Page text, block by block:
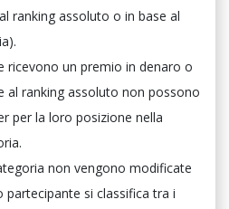
ranking assoluto o in base al
ricevono un premio in denaro o
al ranking assoluto non possono
per la loro posizione nella
non vengono modificate
partecipante si classifica tra i